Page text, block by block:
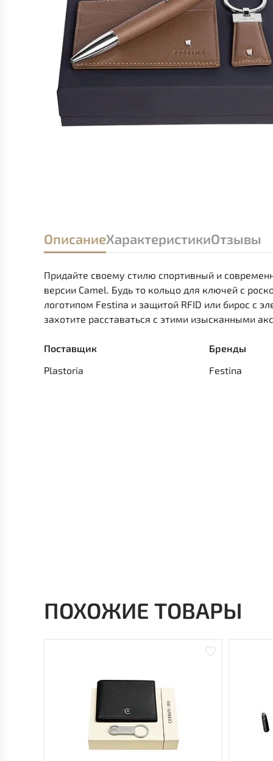
ОписаниеХарактеристикиОтзывы
Придайте своему стилю спортивный и
версии Camel. Будь то кольцо для ключей с
логотипом Festina и защитой RFID или бирос с
захотите расставаться с этими изысканными
Поставщик
Plastoria
Бренды
Festina
ПОХОЖИЕ ТОВАРЫ